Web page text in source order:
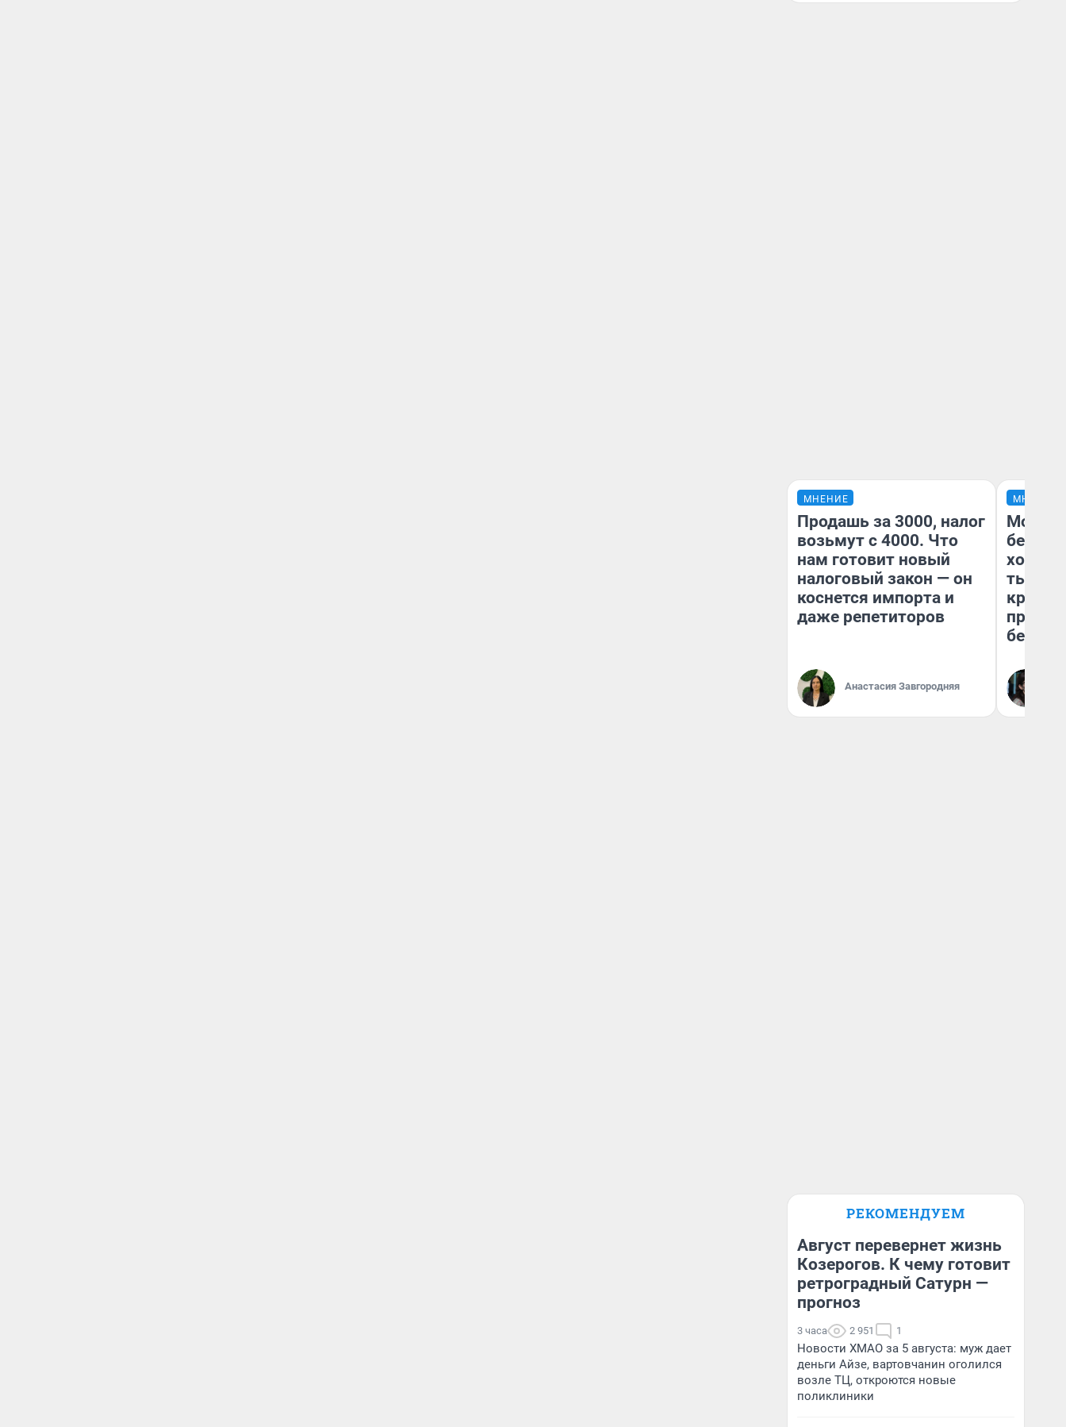
МНЕНИЕ
Продашь за 3000, налог
возьмут с 4000. Что
нам готовит новый
налоговый закон — он
коснется импорта и
даже репетиторов
Анастасия Завгородняя
МНЕНИЕ
Мой
хотела
тысяч,
РЕКОМЕНДУЕМ
Август перевернет жизнь
Козерогов. К чему готовит
ретроградный Сатурн —
прогноз
3 часа 2 951 1
Новости ХМАО за 5 августа: муж дает
деньги Айзе, вартовчанин оголился
возле ТЦ, откроются новые
поликлиники